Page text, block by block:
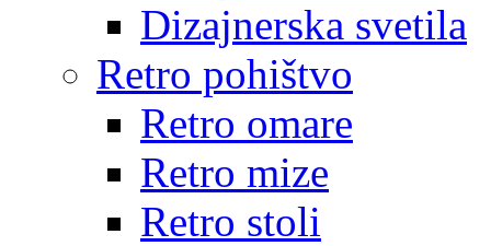
Dizajnerska svetila
Retro pohištvo
Retro omare
Retro mize
Retro stoli